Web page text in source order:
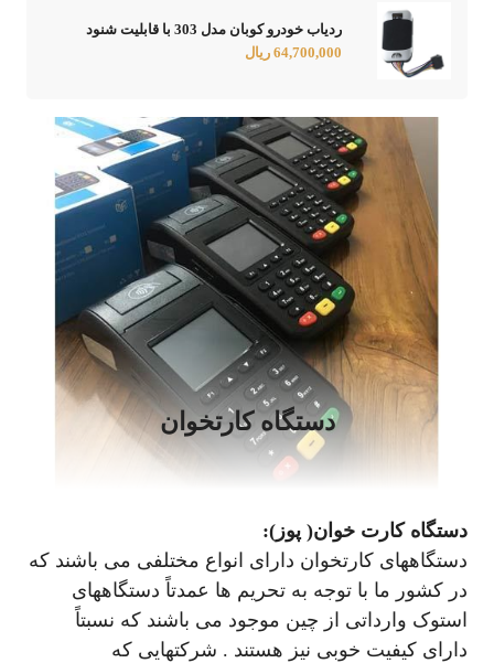
ردیاب خودرو کوبان مدل 303 با قابلیت شنود
64,700,000 ریال
دستگاه کارتخوان
دستگاه کارت خوان( پوز):
دستگاههای کارتخوان دارای انواع مختلفی می باشند که
در کشور ما با توجه به تحریم ها عمدتاً دستگاههای
استوک وارداتی از چین موجود می باشند که نسبتاً
دارای کیفیت خوبی نیز هستند . شرکتهایی که